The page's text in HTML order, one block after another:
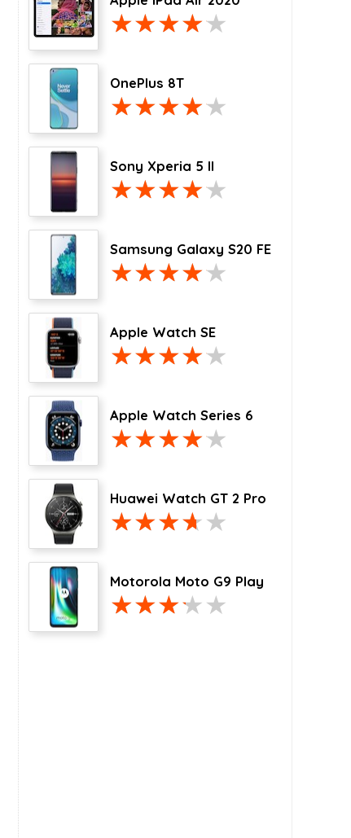
OnePlus 8T
Sony Xperia 5 II
Samsung Galaxy S20 FE
Apple Watch SE
Apple Watch Series 6
Huawei Watch GT 2 Pro
Motorola Moto G9 Play